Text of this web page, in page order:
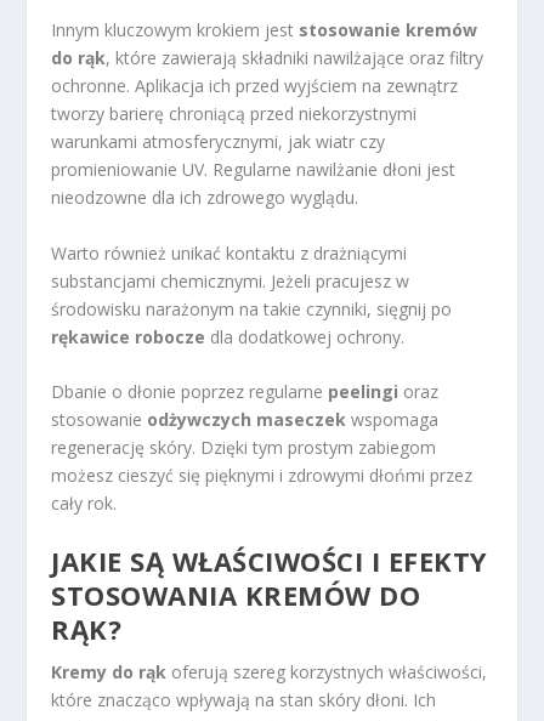
Innym kluczowym krokiem jest stosowanie kremów
do rąk, które zawierają składniki nawilżające oraz filtry
ochronne. Aplikacja ich przed wyjściem na zewnątrz
tworzy barierę chroniącą przed niekorzystnymi
warunkami atmosferycznymi, jak wiatr czy
promieniowanie UV. Regularne nawilżanie dłoni jest
nieodzowne dla ich zdrowego wyglądu.
Warto również unikać kontaktu z drażniącymi
substancjami chemicznymi. Jeżeli pracujesz w
środowisku narażonym na takie czynniki, sięgnij po
rękawice robocze dla dodatkowej ochrony.
Dbanie o dłonie poprzez regularne peelingi oraz
stosowanie odżywczych maseczek wspomaga
regenerację skóry. Dzięki tym prostym zabiegom
możesz cieszyć się pięknymi i zdrowymi dłońmi przez
cały rok.
JAKIE SĄ WŁAŚCIWOŚCI I EFEKTY
STOSOWANIA KREMÓW DO
RĄK?
Kremy do rąk oferują szereg korzystnych właściwości,
które znacząco wpływają na stan skóry dłoni. Ich